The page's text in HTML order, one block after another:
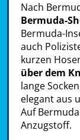
Nach
Bermuda-
Bermuda-
auch
kurzen
über dem
lange
elegant aus
Auf
Anzugstoff.